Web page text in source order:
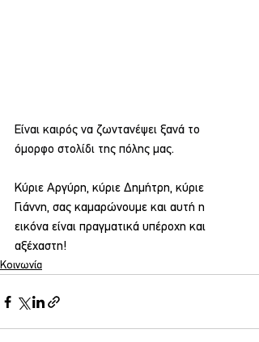
Είναι καιρός να ζωντανέψει ξανά το
όμορφο στολίδι της πόλης μας.
Κύριε Αργύρη, κύριε Δημήτρη, κύριε
Γιάννη, σας καμαρώνουμε και αυτή η
εικόνα είναι πραγματικά υπέροχη και
αξέχαστη!
Κοινωνία